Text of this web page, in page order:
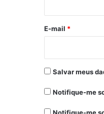
*
E-mail *
Salvar meus
Notifique-me
Notifique-me